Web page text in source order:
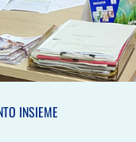
INSIEME